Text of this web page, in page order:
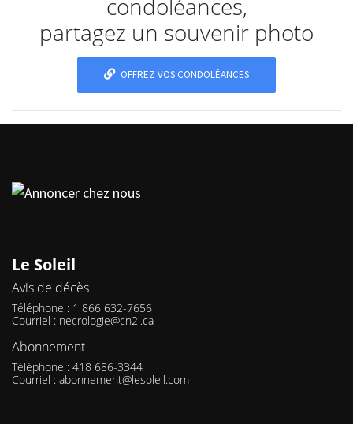
condoléances,
partagez un souvenir photo
OFFREZ VOS CONDOLÉANCES
Le Soleil
Avis de décès
Téléphone : 1 866 632-7656
Courriel : necrologie@cn2i.ca
Abonnement
Téléphone : 418 686-3344
Courriel : abonnement@lesoleil.com